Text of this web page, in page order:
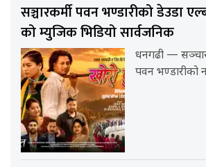
सञ्चारकर्मी पवन भण्डारीको डेउडा
को म्युजिक भिडियो सार्वजनिक
धनगढी —
पवन भण्डारीको